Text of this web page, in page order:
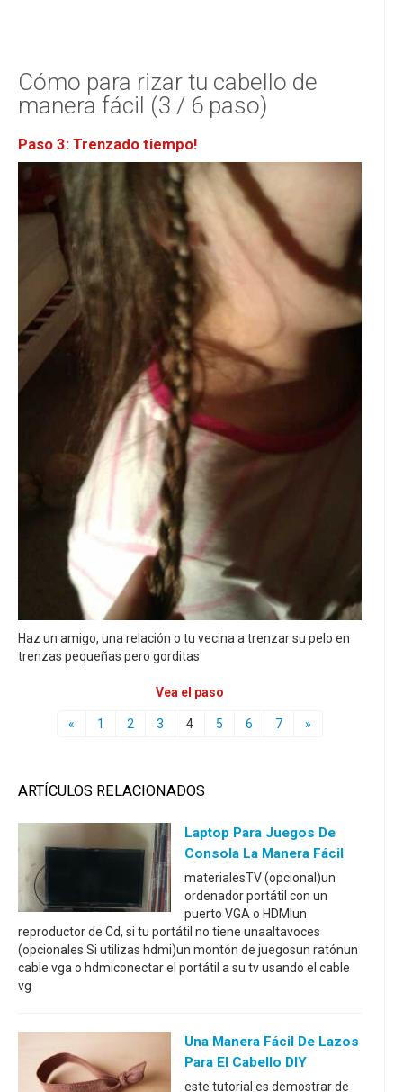
Cómo para rizar tu cabello de
manera fácil (3 / 6 paso)
Paso 3: Trenzado tiempo!
Haz un amigo, una relación o tu vecina a trenzar su pelo en
trenzas pequeñas pero gorditas
Vea el paso
« 1 2 3 4 5 6 7 »
ARTÍCULOS RELACIONADOS
Laptop Para Juegos De
Consola La Manera Fácil
materialesTV (opcional)un
ordenador portátil con un
puerto VGA o HDMIun
reproductor de Cd, si tu portátil no tiene unaaltavoces
(opcionales Si utilizas hdmi)un montón de juegosun ratónun
cable vga o hdmiconectar el portátil a su tv usando el cable
vg
Una Manera Fácil De Lazos
Para El Cabello DIY
este tutorial es demostrar de